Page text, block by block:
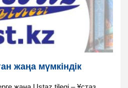
жаңа мүмкіндік